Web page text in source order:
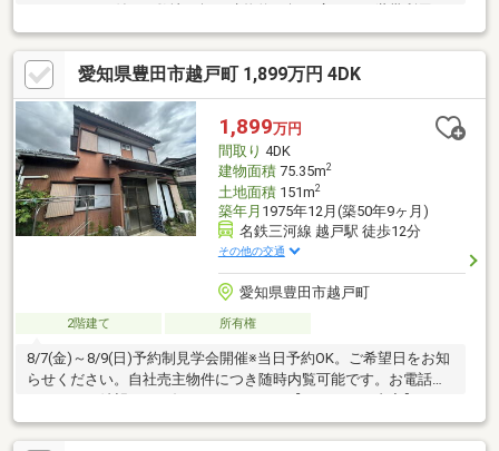
も最適□ 2階・3階にバルコニー、屋上は開放感あるルーフバルコ
ニー□ 2021年に水回り・内装リフォーム、バルコニー防水工事済
□ 全居室エアコン完備で快適な住環境□ 外構植栽・カーポート付
き、駐車場3台分確保□ 南向き採光、全室2面採光で明るい室内□
梅坪駅徒歩圏、スーパーや学校も近く生活利便性良好□ 現在居住
中ですが綺麗に使用され、即引渡し可能
愛知県豊田市越戸町 1,899万円 4DK
1,899万円
間取り 4DK
建物面積75.35m2
土地面積151m2
築年月 1975年12月(築50年9ヶ月)
名鉄三河線 越戸駅 徒歩12分
その他の交通
愛知県豊田市越戸町
2階建て 所有権
8/7(金)～8/9(日)予約制見学会開催※当日予約OK。ご希望日をお知
らせください。自社売主物件につき随時内覧可能です。お電話か
アリ工防除工事、クリーニング、【おすすめポイント】・シロア
リ防除工事施工後5年間保証。・お客様に合わせたローンの組み方